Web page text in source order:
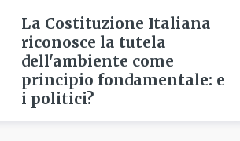
La Costituzione Italiana
riconosce la tutela
dell'ambiente come
principio fondamentale: e
i politici?